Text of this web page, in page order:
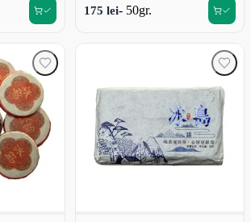
175 lei- 50gr.